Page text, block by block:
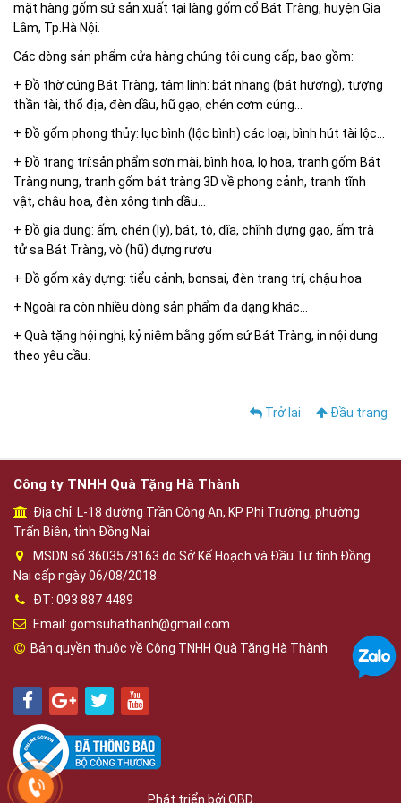
mặt hàng gốm sứ sản xuất tại làng gốm cổ Bát Tràng, huyện Gia
Lâm, Tp.Hà Nội.
Các dòng sản phẩm cửa hàng chúng tôi cung cấp, bao gồm:
+ Đồ thờ cúng Bát Tràng, tâm linh: bát nhang (bát hương), tượng
thần tài, thổ địa, đèn dầu, hũ gạo, chén cơm cúng...
+ Đồ gốm phong thủy: lục bình (lộc bình) các loại, bình hút tài lộc...
+ Đồ trang trí:sản phẩm sơn mài, bình hoa, lọ hoa, tranh gốm Bát
Tràng nung, tranh gốm bát tràng 3D về phong cảnh, tranh tĩnh
vật, chậu hoa, đèn xông tinh dầu...
+ Đồ gia dụng: ấm, chén (ly), bát, tô, đĩa, chĩnh đựng gạo, ấm trà
tử sa Bát Tràng, vò (hũ) đựng rượu
+ Đồ gốm xây dựng: tiểu cảnh, bonsai, đèn trang trí, chậu hoa
+ Ngoài ra còn nhiều dòng sản phẩm đa dạng khác...
+ Quà tặng hội nghị, kỷ niệm bằng gốm sứ Bát Tràng, in nội dung
theo yêu cầu.
Trở lại Đầu trang
Công ty TNHH Quà Tặng Hà Thành
Địa chỉ: L-18 đường Trần Công An, KP Phi Trường, phường
Trấn Biên, tỉnh Đồng Nai
MSDN số 3603578163 do Sở Kế Hoạch và Đầu Tư tỉnh Đồng
Nai cấp ngày 06/08/2018
ĐT: 093 887 4489
Email: gomsuhathanh@gmail.com
Bản quyền thuộc về Công TNHH Quà Tặng Hà Thành
Phát triển bởi OBD